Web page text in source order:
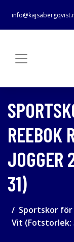
REEBOK
JOGGER
31)
Sportskor för
Vit (Fotstorlek: